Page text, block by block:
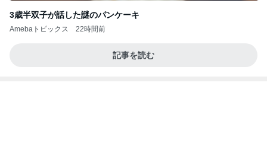
3歳半双子が話した謎のパンケーキ
Amebaトピックス 22時間前
記事を読む